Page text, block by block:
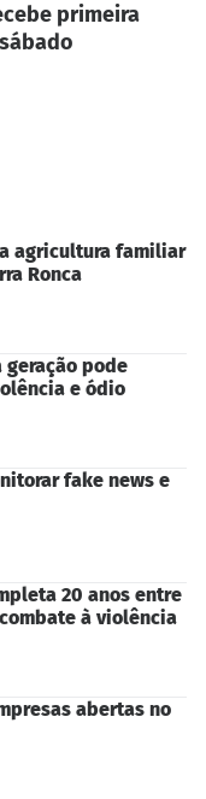
primeira
agricultura familiar
Ronca
geração pode
e ódio
fake news e
20 anos entre
à violência
abertas no